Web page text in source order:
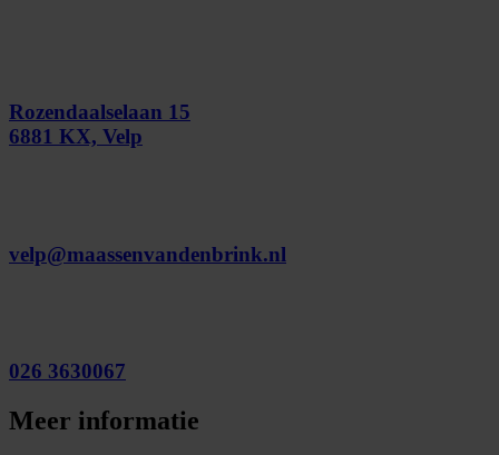
Rozendaalselaan 15
6881 KX, Velp
velp@maassenvandenbrink.nl
026 3630067
Meer informatie